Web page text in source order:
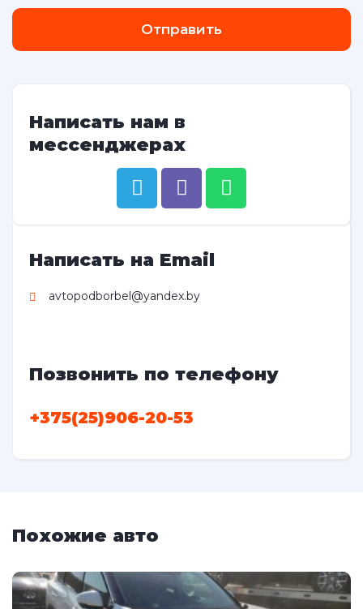
Отправить
Написать нам в
мессенджерах
Написать на Email
avtopodborbel@yandex.by
Позвонить по телефону
+375(25)906-20-53
Похожие авто